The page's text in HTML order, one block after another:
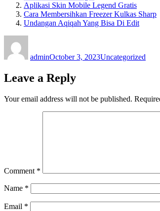
Aplikasi Skin Mobile Legend Gratis
Cara Membersihkan Freezer Kulkas Sharp
Undangan Aqiqah Yang Bisa Di Edit
adminOctober 3, 2023Uncategorized
Leave a Reply
Your email address will not be published.
Comment *
Name *
Email *